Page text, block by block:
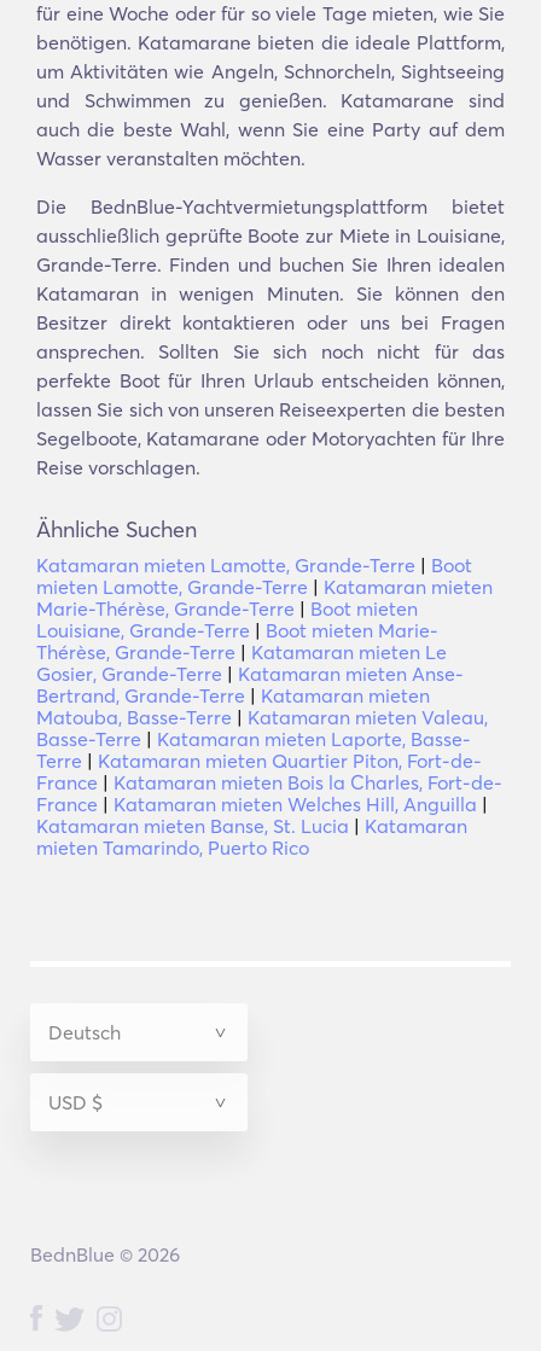
für eine Woche oder für so viele Tage mieten, wie Sie
benötigen. Katamarane bieten die ideale Plattform,
um Aktivitäten wie Angeln, Schnorcheln, Sightseeing
und Schwimmen zu genießen. Katamarane sind
auch die beste Wahl, wenn Sie eine Party auf dem
Wasser veranstalten möchten.
Die BednBlue-Yachtvermietungsplattform bietet
ausschließlich geprüfte Boote zur Miete in Louisiane,
Grande-Terre. Finden und buchen Sie Ihren idealen
Katamaran in wenigen Minuten. Sie können den
Besitzer direkt kontaktieren oder uns bei Fragen
ansprechen. Sollten Sie sich noch nicht für das
perfekte Boot für Ihren Urlaub entscheiden können,
lassen Sie sich von unseren Reiseexperten die besten
Segelboote, Katamarane oder Motoryachten für Ihre
Reise vorschlagen.
Ähnliche Suchen
Katamaran mieten Lamotte, Grande-Terre | Boot
mieten Lamotte, Grande-Terre | Katamaran mieten
Marie-Thérèse, Grande-Terre | Boot mieten
Louisiane, Grande-Terre | Boot mieten Marie-
Thérèse, Grande-Terre | Katamaran mieten Le
Gosier, Grande-Terre | Katamaran mieten Anse-
Bertrand, Grande-Terre | Katamaran mieten
Matouba, Basse-Terre | Katamaran mieten Valeau,
Basse-Terre | Katamaran mieten Laporte, Basse-
Terre | Katamaran mieten Quartier Piton, Fort-de-
France | Katamaran mieten Bois la Charles, Fort-de-
France | Katamaran mieten Welches Hill, Anguilla |
Katamaran mieten Banse, St. Lucia | Katamaran
mieten Tamarindo, Puerto Rico
BednBlue © 2026